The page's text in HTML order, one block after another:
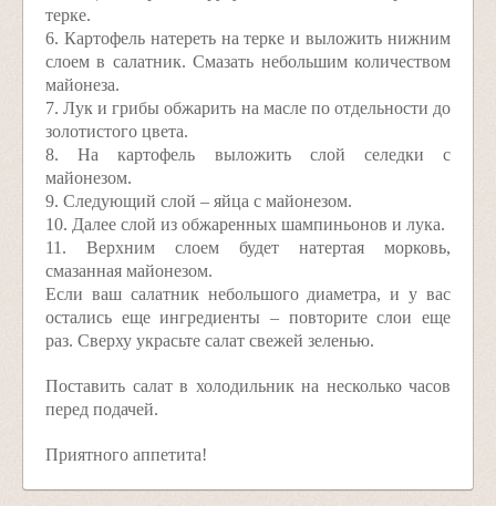
терке.
6. Картофель натереть на терке и выложить нижним
слоем в салатник. Смазать небольшим количеством
майонеза.
7. Лук и грибы обжарить на масле по отдельности до
золотистого цвета.
8. На картофель выложить слой селедки с
майонезом.
9. Следующий слой – яйца с майонезом.
10. Далее слой из обжаренных шампиньонов и лука.
11. Верхним слоем будет натертая морковь,
смазанная майонезом.
Если ваш салатник небольшого диаметра, и у вас
остались еще ингредиенты – повторите слои еще
раз. Сверху украсьте салат свежей зеленью.
Поставить салат в холодильник на несколько часов
перед подачей.
Приятного аппетита!